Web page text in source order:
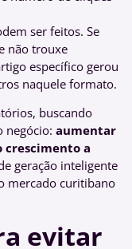
ser feitos. Se
não trouxe
específico gerou
naquele formato.
buscando
negócio: aumentar
crescimento a
geração inteligente
mercado curitibano
evitar